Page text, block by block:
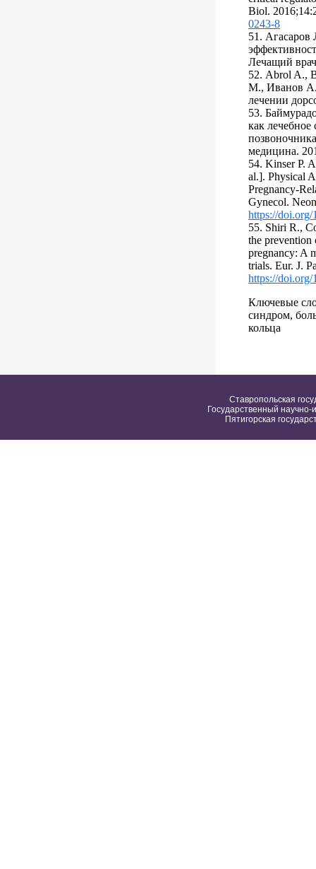
Biol.
0243-8
51.
Лечащий
52. Abrol A.,
М., Иванов А.
лечении
53.
как лечебное
медицина.
54. Kinser P.
al.]. Physical
Pregnancy-
Gynecol.
https://
55. Shiri R.,
the
pregnancy: A
trials. Eur. J.
https://doi.org/
Ключевые
синдром,
кольца
Ставропольская
Государственный научно-
Пятигорская